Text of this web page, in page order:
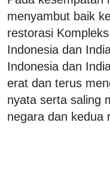
menyambut baik
restorasi
Indonesia dan
Indonesia dan
erat dan terus
nyata serta saling
negara dan kedua